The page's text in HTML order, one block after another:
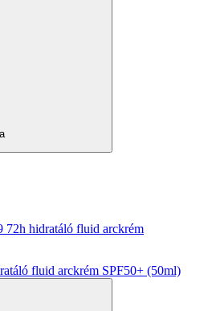
fluid arckrém SPF50+ (50ml)